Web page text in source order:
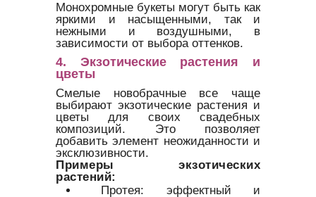
Монохромные букеты могут быть как
яркими и насыщенными, так и
нежными и воздушными, в
зависимости от выбора оттенков.
4. Экзотические растения и
цветы
Смелые новобрачные все чаще
выбирают экзотические растения и
цветы для своих свадебных
композиций. Это позволяет
добавить элемент неожиданности и
эксклюзивности.
Примеры экзотических
растений:
Протея: эффектный и